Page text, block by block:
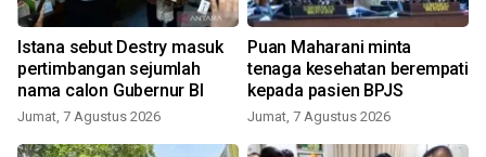
Istana sebut Destry masuk
pertimbangan sejumlah
nama calon Gubernur BI
Jumat, 7 Agustus 2026
Puan Maharani minta
tenaga kesehatan berempati
kepada pasien BPJS
Jumat, 7 Agustus 2026